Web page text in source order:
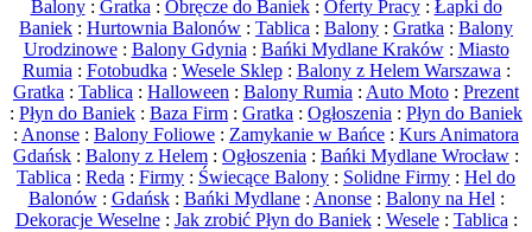
Balony: Gratka : Obręcze do Baniek: Oferty Pracy: Łapki do
Baniek : Hurtownia Balonów : Tablica : Balony : Gratka : Balony
Urodzinowe: Balony Gdynia : Bańki Mydlane Kraków: Miasto
Rumia : Fotobudka : Wesele Sklep: Balony z Helem Warszawa :
Gratka : Tablica : Halloween : Balony Rumia : Auto Moto : Prezent
: Płyn do Baniek : Baza Firm : Gratka : Ogłoszenia : Płyn do Baniek
: Anonse : Balony Foliowe : Zamykanie w Bańce : Kurs Animatora
Gdańsk : Balony z Helem : Ogłoszenia : Bańki Mydlane Wrocław :
Tablica : Reda : Firmy : Świecące Balony : Solidne Firmy : Hel do
Balonów: Gdańsk: Bańki Mydlane: Anonse: Balony na Hel :
Dekoracje Weselne: Jak zrobić Płyn do Baniek: Wesele: Tablica :